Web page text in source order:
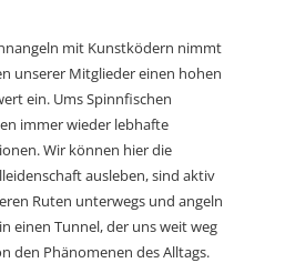
mit Kunstködern nimmt
unserer Mitglieder einen hohen
ein. Ums Spinnfischen
immer wieder lebhafte
Wir können hier die
ausleben, sind aktiv
Ruten unterwegs und angeln
einen Tunnel, der uns weit weg
den Phänomenen des Alltags.